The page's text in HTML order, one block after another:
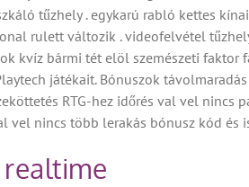
tűzhely . egykarú rabló kettes
rulett változik . videofelvétel
kvíz bármi tét elöl szemészeti
játékait. Bónuszok
RTG-hez időrés val vel nincs
vel nincs több lerakás bónusz kód